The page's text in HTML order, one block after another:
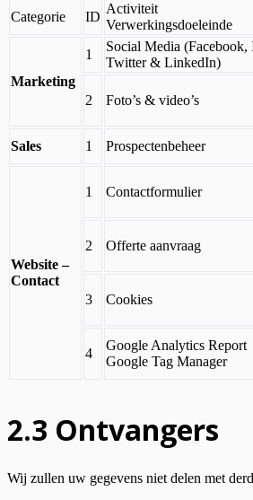
Categorie ID
Activiteit
Verwerkingsdoeleinde
Marketing
1
Social Media (Facebook,
Twitter & LinkedIn)
2 Foto’s & video’s
Sales 1 Prospectenbeheer
Website –
Contact
1 Contactformulier
2 Offerte aanvraag
3 Cookies
4
Google Analytics Report
Google Tag Manager
2.3 Ontvangers
Wij zullen uw gegevens niet delen met